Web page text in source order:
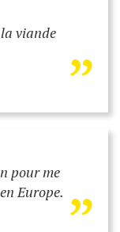
viande
„
pour me
Europe. „